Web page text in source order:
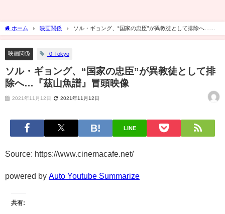
ホーム 映画関係
ソル・ギョング、“国家の忠臣”が異教徒として排除へ…
『茲山魚譜』冒頭映像
映画関係 -0-Tokyo
ソル・ギョング、“国家の忠臣”が異教徒として排
除へ…『茲山魚譜』冒頭映像
2021年11月12日 2021年11月12日
LINE
Source: https://www.cinemacafe.net/
powered by Auto Youtube Summarize
共有: